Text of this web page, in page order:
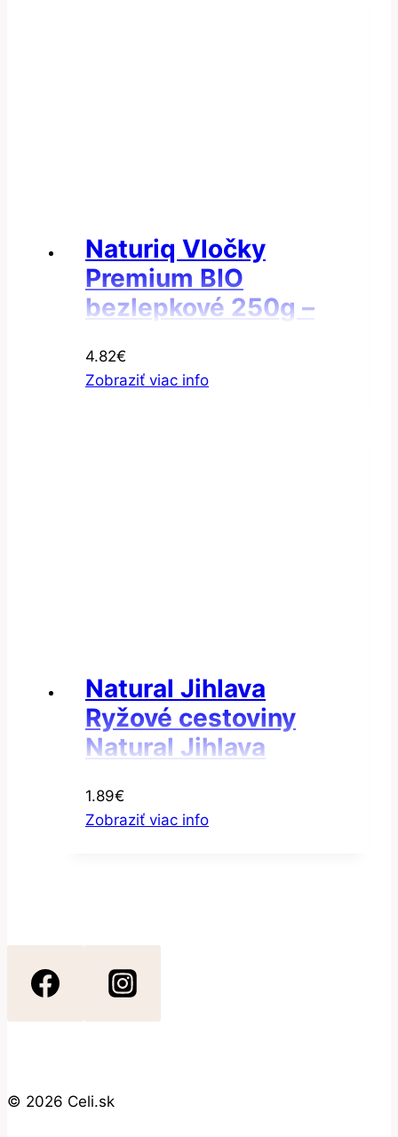
Naturiq Vločky
Premium BIO
bezlepkové 250g –
4.82€
Zobraziť viac info
Natural Jihlava
Ryžové cestoviny
Natural Jihlava
hviezdičky
bezgluténové 300g
1.89€
Zobraziť viac info
© 2026 Celi.sk